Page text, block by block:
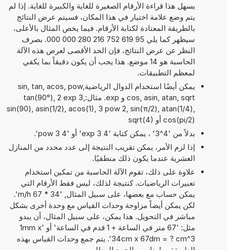
يسهل هذا قراءة الأرقام الصغيرة للغاية والكبيرة للغاية. إذا لم
يتم وضع علامة اختيار في هذا المكان، فسيتم عرض النتائج
بالطريقة المعتادة لكتابة الأرقام. فيما يخص المثال بالأعلى،
سيظهر كما يلي 95 619 752 216 280 000 000. بصرف
النظر عن عرض النتائج، فإن الحد الأقصى لعرض هذه الآلة
الحاسبة هو 14 موضع. هذا يجب أن يكون دقيقاً بما يكفي
لمعظم التطبيقات.
يمكن أيضًا استخدام الدوال الرياضيةsin, tan, acos, pow,
cos, asin, atan, sqrt و exp. مثال:tan(90°), 2 exp 3,
sin(90), asin(1/2), acos(1), 3 pow 2, sin(π/2), atan(1/4),
cos(pi/2) أو sqrt(4)
بدلاً من '4^3' ، يمكن كتابة '4 exp 3' أو '4 pow 3'.
إذا لزم الأمر، يمكن تقريب النتيجة إلى عدد محدد من المنازل
العشرية عندما يكون ذلك منطقيًا.
علاوة على ذلك، تقوم الآلة الحاسبة من تمكين استخدام
تعبيرات الرياضيات. كنتيجة لذلك، ليس فقط الأرقام التي
يمكن حساب مع بعضها، على سبيل المثال, '34 * 67 m/h'.
لكن يمكن أيضاً مزاوجة وحدات القياس مع وحدة أخرى بشكل
مباشر في التحويل. هذا يمكن، على سبيل المثال، أن يبدو
مثل: '67 متر في الساعة + 1 قدم في الساعة' أو '1mm x
34cm x 67dm = ? cm^3'. يتم جمع وحدات القياس بهذه